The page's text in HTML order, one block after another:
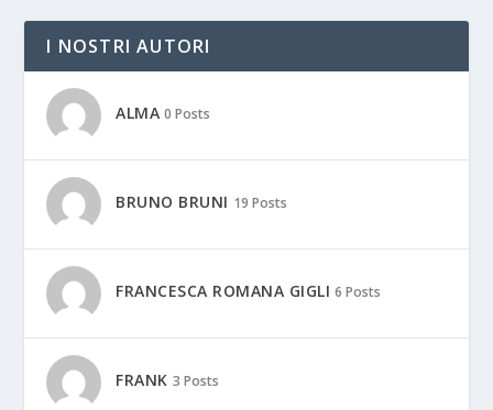
I NOSTRI AUTORI
ALMA 0 Posts
BRUNO BRUNI 19 Posts
FRANCESCA ROMANA GIGLI 6 Posts
FRANK 3 Posts